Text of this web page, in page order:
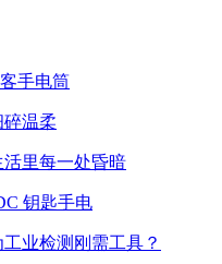
手电筒
温柔
里每一处昏暗
钥匙手电
业检测刚需工具？